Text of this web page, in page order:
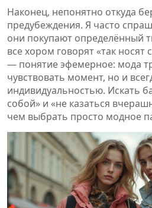
Наконец, непонятно откуда
предубеждения. Я часто
они покупают определённый
все хором говорят «так носят
— понятие эфемерное: мода
чувствовать момент, но и
индивидуальностью. Искать
собой» и «не казаться
чем выбрать просто модное